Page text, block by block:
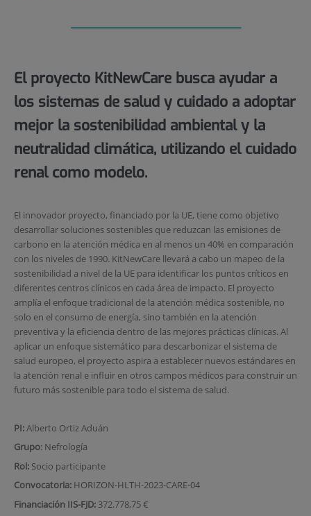
El proyecto KitNewCare busca ayudar a
los sistemas de salud y cuidado a adoptar
mejor la sostenibilidad ambiental y la
neutralidad climática, utilizando el cuidado
renal como modelo.
El innovador proyecto, financiado por la UE, tiene como objetivo
desarrollar soluciones sostenibles que reduzcan las emisiones de
carbono en la atención médica en al menos un 40% en comparación
con los niveles de 1990. KitNewCare llevará a cabo un mapeo de la
sostenibilidad a nivel de la UE para identificar los puntos críticos en
diferentes centros clínicos en cada área de impacto. El proyecto
amplía el enfoque tradicional de la atención médica sostenible, no
solo en el consumo de energía, sino también en la atención
preventiva y la eficiencia dentro de las mejores prácticas clínicas. Al
aplicar un enfoque sistemático para descarbonizar el sistema de
salud europeo, el proyecto aspira a establecer nuevos estándares en
la atención renal e influir en otros campos médicos para construir un
futuro más sostenible para todo el sistema de salud.
PI:Alberto Ortiz Aduán
Grupo: Nefrología
Rol:Socio participante
Convocatoria:HORIZON-HLTH-2023-CARE-04
Financiación IIS-FJD:372.778,75 €